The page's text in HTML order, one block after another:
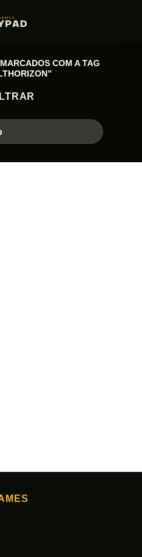
COM A TAG